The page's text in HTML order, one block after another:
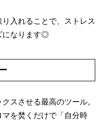
入れることで、ストレス
になります◎
スさせる最高のツール。
を焚くだけで「自分時